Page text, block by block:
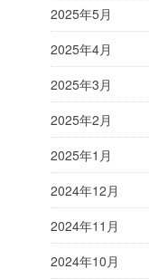
2025年5月
2025年4月
2025年3月
2025年2月
2025年1月
2024年12月
2024年11月
2024年10月